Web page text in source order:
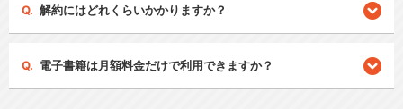
解約にはどれくらいかかりますか？
電子書籍は月額料金だけで利用できますか？